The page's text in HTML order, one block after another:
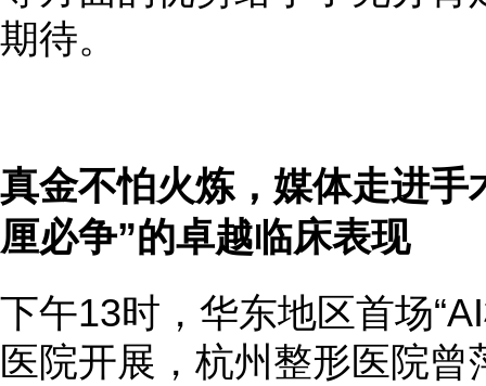
期待。
真金不怕火炼，媒体走进手
厘必争”的卓越临床表现
下午13时，华东地区首场
医院开展，杭州整形医院